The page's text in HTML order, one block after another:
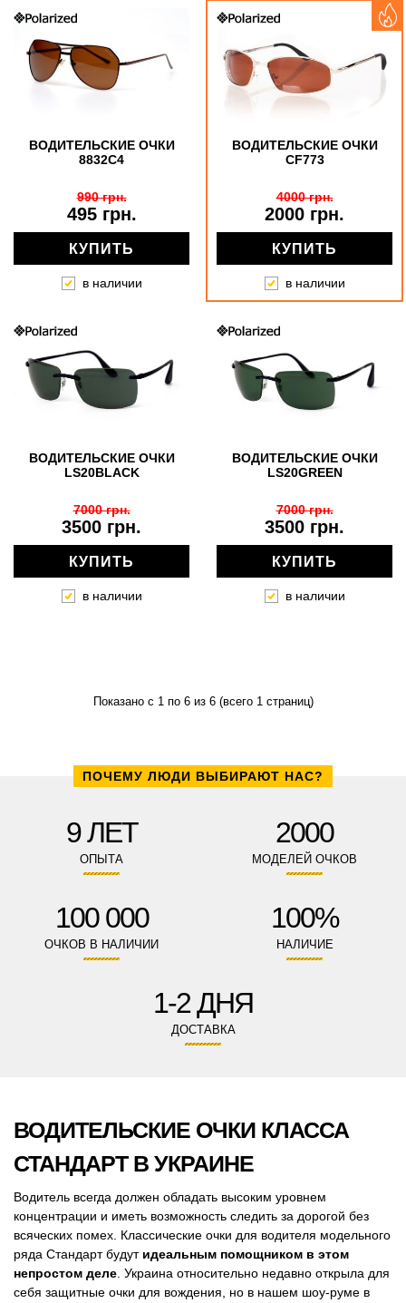
ВОДИТЕЛЬСКИЕ ОЧКИ
8832C4
495 грн.
990 грн.
КУПИТЬ
в наличии
ВОДИТЕЛЬСКИЕ ОЧКИ
CF773
2000 грн.
4000 грн.
КУПИТЬ
в наличии
ВОДИТЕЛЬСКИЕ ОЧКИ
LS20BLACK
3500 грн.
7000 грн.
КУПИТЬ
в наличии
ВОДИТЕЛЬСКИЕ ОЧКИ
LS20GREEN
3500 грн.
7000 грн.
КУПИТЬ
в наличии
Показано с 1 по 6 из 6 (всего 1 страниц)
ПОЧЕМУ ЛЮДИ ВЫБИРАЮТ НАС?
9 ЛЕТ
ОПЫТА
2000
МОДЕЛЕЙ ОЧКОВ
100 000
ОЧКОВ В НАЛИЧИИ
100%
НАЛИЧИЕ
1-2 ДНЯ
ДОСТАВКА
ВОДИТЕЛЬСКИЕ ОЧКИ КЛАССА
СТАНДАРТ В УКРАИНЕ
Водитель всегда должен обладать высоким уровнем
концентрации и иметь возможность следить за дорогой без
всяческих помех. Классические очки для водителя модельного
ряда Стандарт будут идеальным помощником в этом
непростом деле . Украина относительно недавно открыла для
себя защитные очки для вождения, но в нашем шоу-руме в